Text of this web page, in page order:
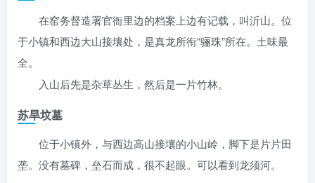
在窑务督造署官衙里边的档案上边有记载，叫沂山。位
于小镇和西边大山接壤处，是真龙所衔“骊珠”所在。土味最
全。
入山后先是杂草丛生，然后是一片竹林。
苏旱坟墓
位于小镇外，与西边高山接壤的小山岭，脚下是片片田
垄。没有墓碑，垒石而成，很不起眼。可以看到龙须河。